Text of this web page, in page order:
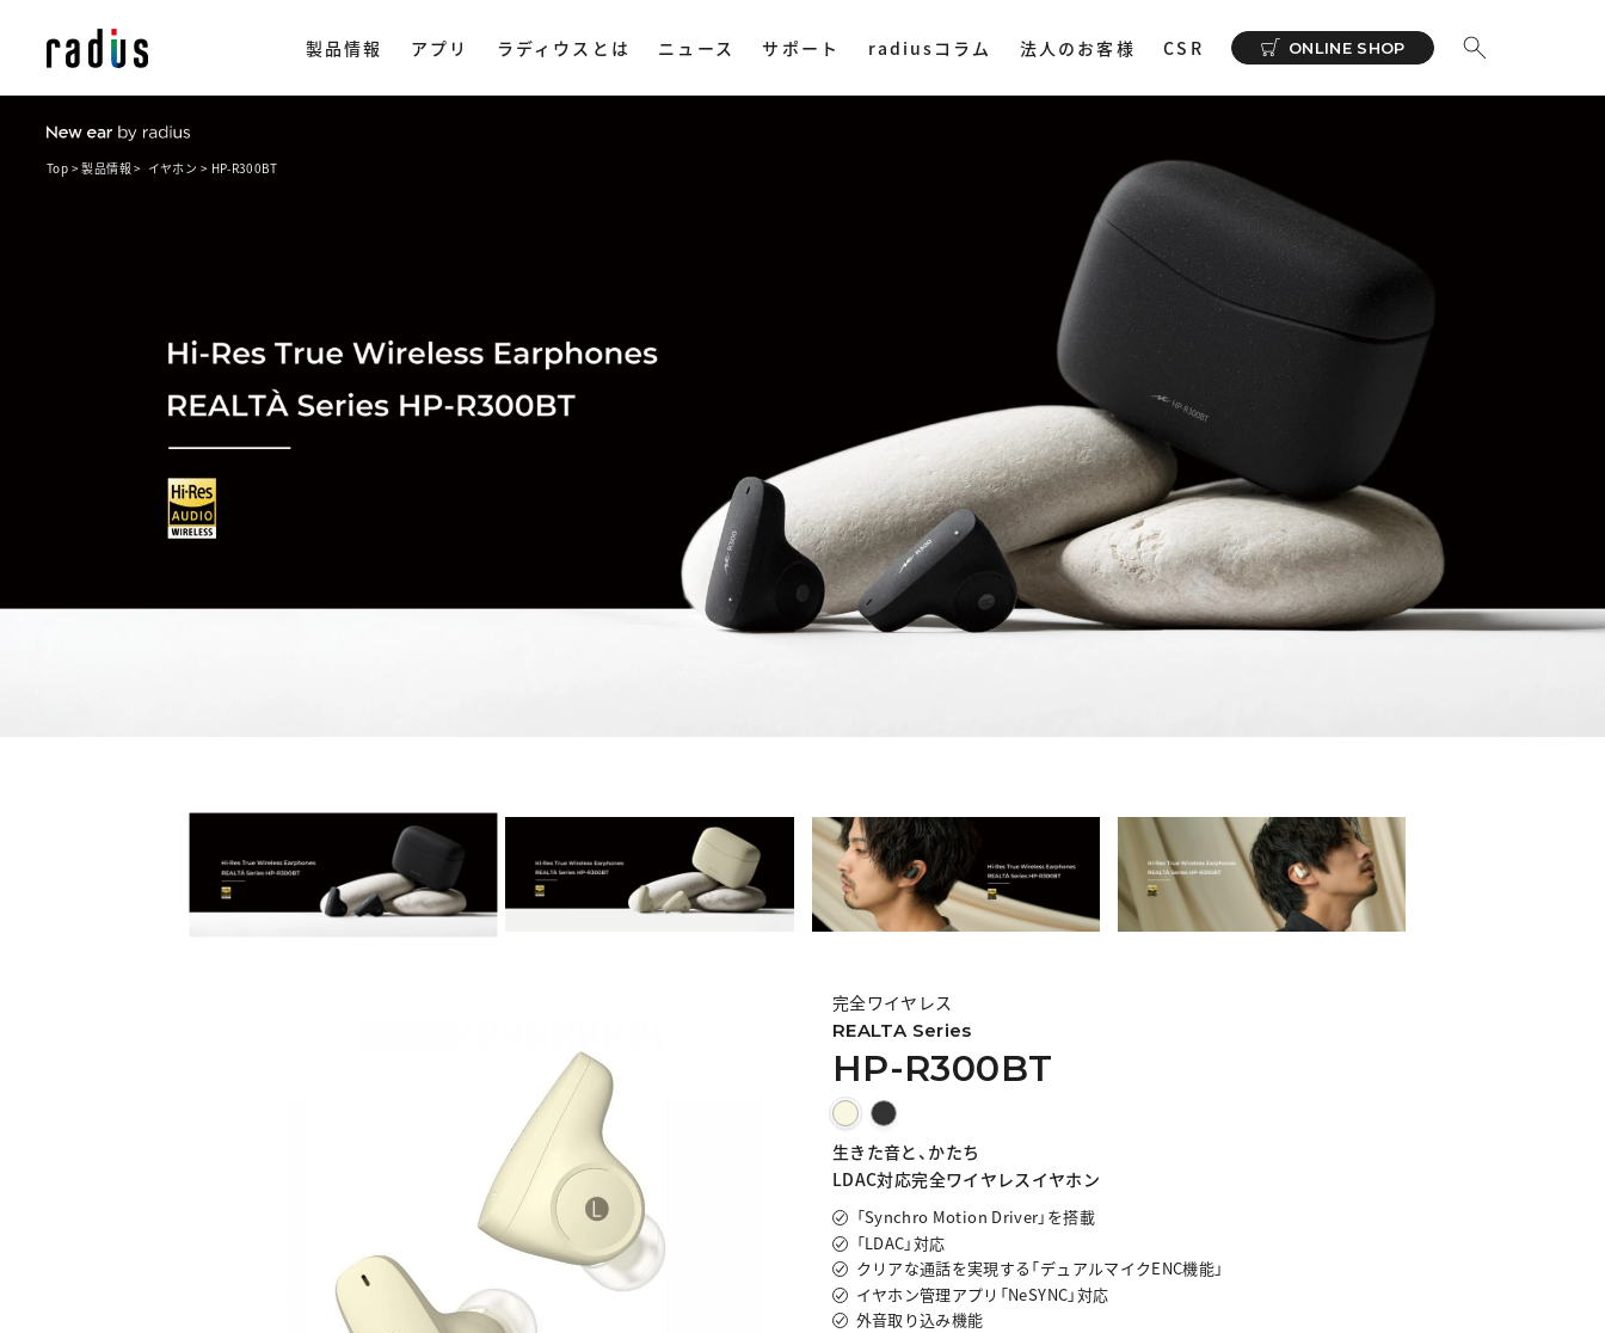
製品情報
・ ながら聴き
・ ワイヤード
その他オーディオ
・ スピーカー
・ オーディオトランスミッター
・ オーディオストレージ
・ 充電器
アプリ
イヤホンサポートアプリ
NeSYNC
ラディウスとは
ヒストリー
ニュース サポート radiusコラム 法人のお客様 CSR ONLINE SHOP
Yahoo!ショッピングで購入
Top 製品情報 イヤホン HP-R300BT
Top 製品情報 イヤホン HP-R300BT
Top 製品情報 イヤホン HP-R300BT
Top 製品情報 イヤホン HP-R300BT
完全ワイヤレス
REALTA Series
HP-R300BT
生きた音と、かたち
LDAC対応完全ワイヤレスイヤホン
「Synchro Motion Driver」を搭載
「LDAC」対応
クリアな通話を実現する「デュアルマイクENC機能」
イヤホン管理アプリ「NeSYNC」対応
外音取り込み機能